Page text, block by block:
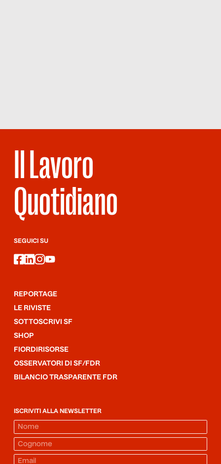
Il Lavoro
Quotidiano
SEGUICI SU
facebook
linkedin
instagram
youtube
REPORTAGE
LE RIVISTE
SOTTOSCRIVI SF
SHOP
FIORDIRISORSE
OSSERVATORI DI SF/FDR
BILANCIO TRASPARENTE FDR
ISCRIVITI ALLA NEWSLETTER